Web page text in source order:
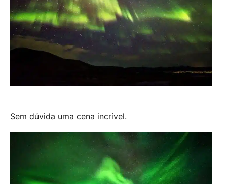
Sem dúvida uma cena incrível.